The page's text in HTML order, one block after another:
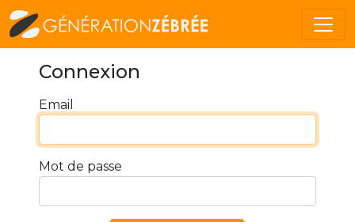
Connexion
Email
Mot de passe